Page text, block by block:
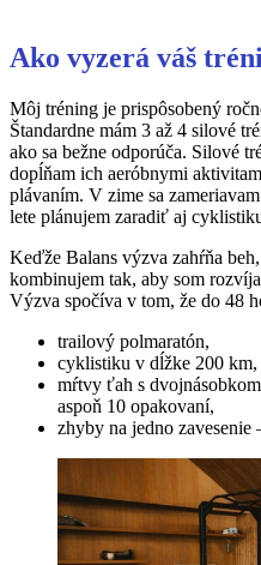
Ako vyzerá váš
Môj tréning je prispôsobený
Štandardne mám 3 až 4 silové
ako sa bežne odporúča. Silové
dopĺňam ich aeróbnymi
plávaním. V zime sa
lete plánujem zaradiť aj
Keďže Balans výzva zahŕňa
kombinujem tak, aby som
Výzva spočíva v tom, že do 48
trailový polmaratón,
cyklistiku v dĺžke 200 km,
mŕtvy ťah s
aspoň 10 opakovaní,
zhyby na jedno zavesenie